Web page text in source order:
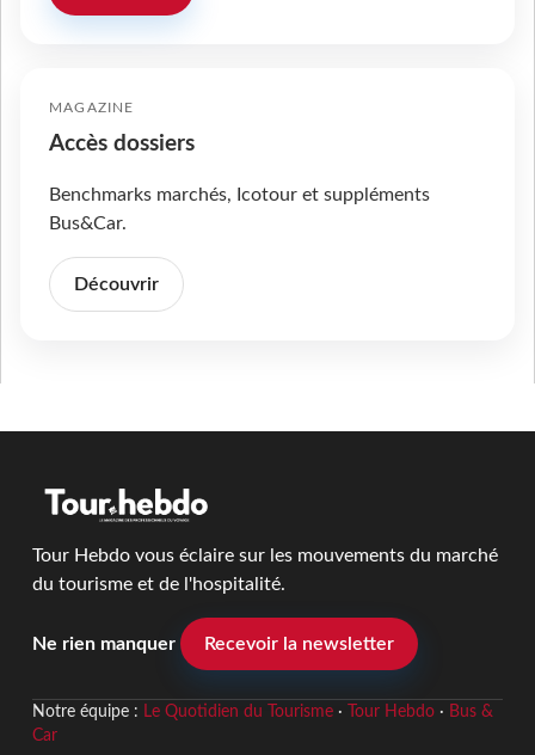
MAGAZINE
Accès dossiers
Benchmarks marchés, Icotour et suppléments
Bus&Car.
Découvrir
Tour Hebdo vous éclaire sur les mouvements du marché
du tourisme et de l'hospitalité.
Ne rien manquer Recevoir la newsletter
Notre équipe : Le Quotidien du Tourisme· Tour Hebdo· Bus &
Car